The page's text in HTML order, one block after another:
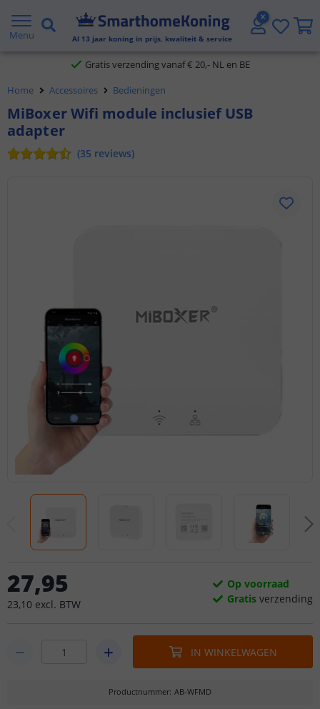
Menu Al 13 jaar koning in prijs, kwaliteit & service
Gratis verzending vanaf € 20,- NL en BE
Voor 23:45 uur besteld,morgen in huis
Home Accessoires Bedieningen
MiBoxer Wifi module inclusief USB
adapter
(35 reviews)
27,95
23,10 excl. BTW
Op voorraad
Gratis verzending
IN WINKELWAGEN
Productnummer: AB-WFMD